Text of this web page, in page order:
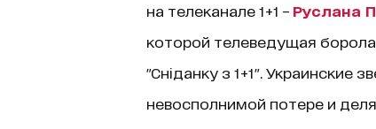
на телеканале 1+1 – Руслана
которой телеведущая
"Сніданку з 1+1".
невосполнимой потере и